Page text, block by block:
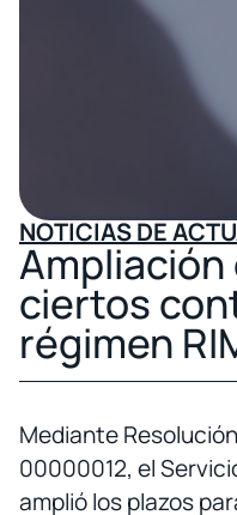
NOTICIAS DE
Ampliación
ciertos
régimen
Mediante
00000012, el
amplió los plazos